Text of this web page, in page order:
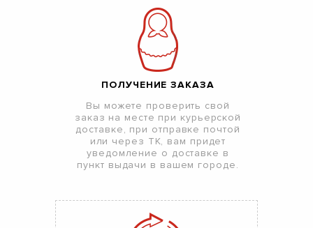
ПОЛУЧЕНИЕ ЗАКАЗА
Вы можете проверить свой
заказ на месте при курьерской
доставке, при отправке почтой
или через ТК, вам придет
уведомление о доставке в
пункт выдачи в вашем городе.